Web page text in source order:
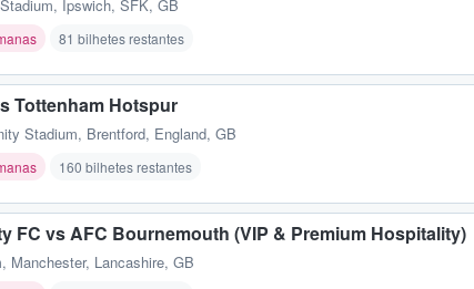
, Ipswich, SFK, GB
81 bilhetes restantes
Tottenham Hotspur
Stadium, Brentford, England, GB
160 bilhetes restantes
FC vs AFC Bournemouth (VIP & Premium Hospitality)
, Manchester, Lancashire, GB